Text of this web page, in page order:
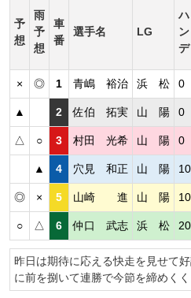
予
想
雨
予
想
車
番
選手名 LG
ハ
ン
デ
× ◎ 1 青嶋 裕治 浜 松 0
▲ 2 佐伯 拓実 山 陽 0
△ ○ 3 村田 光希 山 陽 0
▲ 4 穴見 和正 山 陽 10
◎ × 5 山崎 進 山 陽 10
○ △ 6 仲口 武志 浜 松 20
昨日は期待に応える快走を見せて
に前を捌いて連勝で今節を締めく